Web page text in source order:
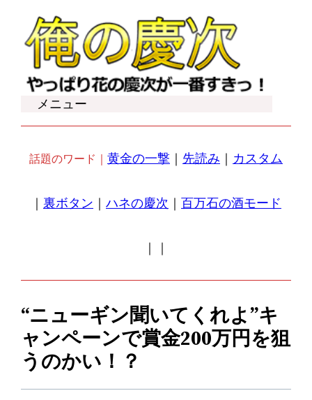
メニュー
話題のワード｜ 黄金の一撃 ｜ 先読み ｜ カスタム
｜ 裏ボタン ｜ ハネの慶次 ｜ 百万石の酒モード
｜ ｜
“ニューギン聞いてくれよ”キ
ャンペーンで賞金200万円を狙
うのかい！？